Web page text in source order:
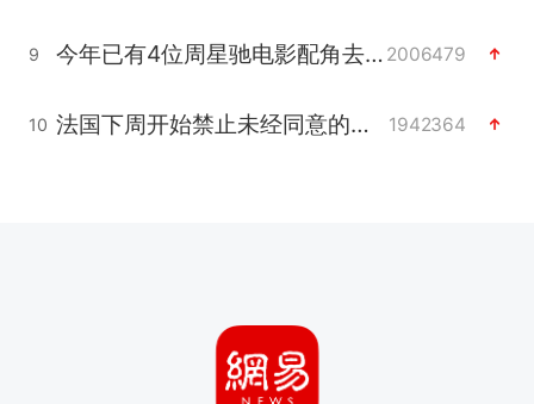
9 今年已有4位周星驰电影配角去世 2006479
10 法国下周开始禁止未经同意的电话营销 1942364